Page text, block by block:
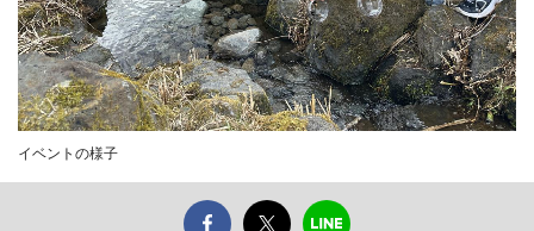
イベントの様子